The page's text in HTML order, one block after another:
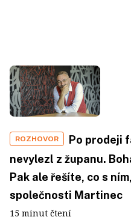
ROZHOVOR
Po prodeji
nevylezl z županu.
Pak ale řešíte, co s
společnosti Martinec
15 minut čtení